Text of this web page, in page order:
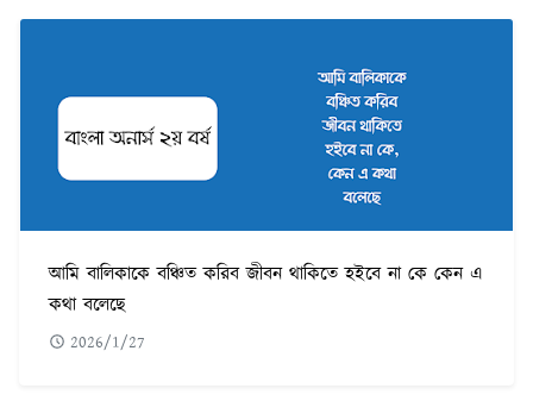
আমি বালিকাকে বঞ্চিত করিব জীবন থাকিতে হইবে না কে কেন এ
কথা বলেছে
2026/1/27